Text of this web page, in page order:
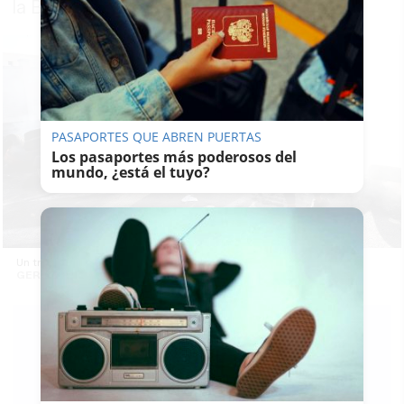
la Bazán de La Isla
Un trabajador del metal, durante la huelga de 2021. -
LAVOZDELSUR.ES
22/11/2021
Guardar
PASAPORTES QUE ABREN PUERTAS
Los pasaportes más poderosos del
mundo, ¿está el tuyo?